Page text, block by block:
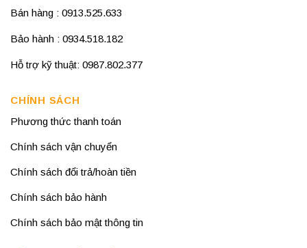
Bán hàng : 0913.525.633
Bảo hành : 0934.518.182
Hỗ trợ kỹ thuật: 0987.802.377
CHÍNH SÁCH
Phương thức thanh toán
Chính sách vận chuyển
Chính sách đổi trả/hoàn tiền
Chính sách bảo hành
Chính sách bảo mật thông tin